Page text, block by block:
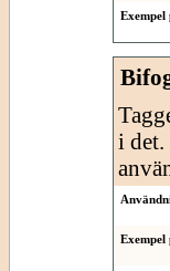
Exempel
i
Exempel